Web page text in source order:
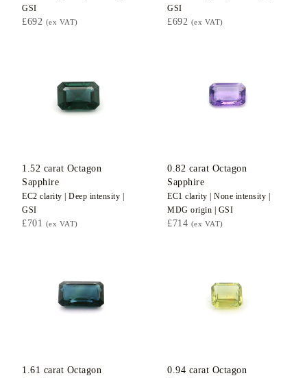
GSI
£692 (ex VAT)
GSI
£692 (ex VAT)
1.52 carat Octagon
Sapphire
EC2 clarity | Deep intensity |
GSI
£701 (ex VAT)
0.82 carat Octagon
Sapphire
EC1 clarity | None intensity |
MDG origin | GSI
£714 (ex VAT)
1.61 carat Octagon
0.94 carat Octagon